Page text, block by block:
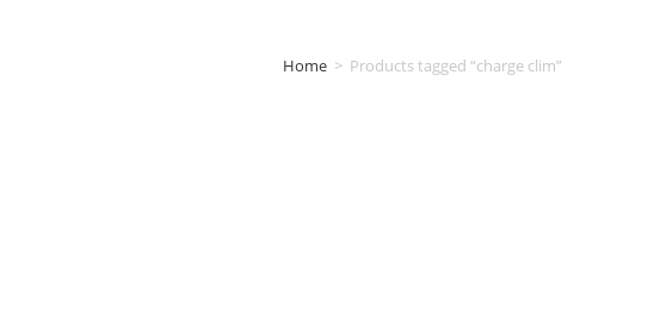
Home > Products tagged “charge clim”